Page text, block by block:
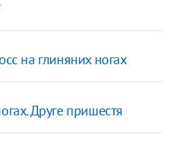
на глиняних ногах
Друге пришестя